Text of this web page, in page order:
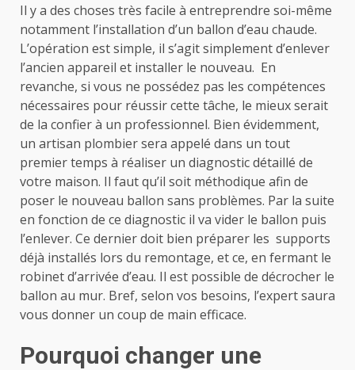
Il y a des choses très facile à entreprendre soi-même
notamment l’installation d’un ballon d’eau chaude.
L’opération est simple, il s’agit simplement d’enlever
l’ancien appareil et installer le nouveau. En
revanche, si vous ne possédez pas les compétences
nécessaires pour réussir cette tâche, le mieux serait
de la confier à un professionnel. Bien évidemment,
un artisan plombier sera appelé dans un tout
premier temps à réaliser un diagnostic détaillé de
votre maison. Il faut qu’il soit méthodique afin de
poser le nouveau ballon sans problèmes. Par la suite
en fonction de ce diagnostic il va vider le ballon puis
l’enlever. Ce dernier doit bien préparer les supports
déjà installés lors du remontage, et ce, en fermant le
robinet d’arrivée d’eau. Il est possible de décrocher le
ballon au mur. Bref, selon vos besoins, l’expert saura
vous donner un coup de main efficace.
Pourquoi changer une